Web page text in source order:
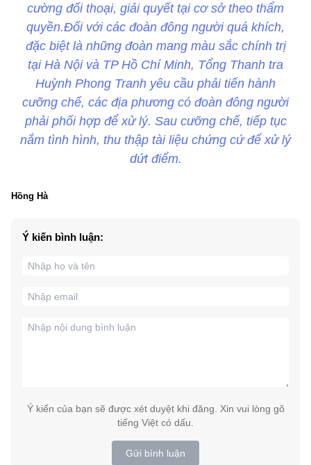
cường đối thoại, giải quyết tại cơ sở theo thẩm
quyền.Đối với các đoàn đông người quá khích,
đặc biệt là những đoàn mang màu sắc chính trị
tại Hà Nội và TP Hồ Chí Minh, Tổng Thanh tra
Huỳnh Phong Tranh yêu cầu phải tiến hành
cưỡng chế, các địa phương có đoàn đông người
phải phối hợp để xử lý. Sau cưỡng chế, tiếp tục
nắm tình hình, thu thập tài liệu chứng cứ để xử lý
dứt điểm.
Hồng Hà
Ý kiến bình luận:
Ý kiến của bạn sẽ được xét duyệt khi đăng. Xin vui lòng gõ
tiếng Việt có dấu.
Gửi bình luận